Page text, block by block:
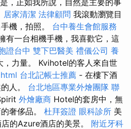
，正如我所說，自然是主要的事
居家清潔 法律顧問 我滾動瀏覽目
機，拍照。 台中養生會館服務
有一台相機手機，我喜歡它，這
證台中 雙下巴醫美 禮儀公司 養
，力量。 Kvihotel的客人來自世
html 台北記帳士推薦 - 在樓下酒
人。 台北地區專業外燴團隊 聯
外燴廠商 Hotel的套房中，無
奢侈品。 杜拜簽證 眼科診所 美
的Azure酒店的美景。 附近牙科